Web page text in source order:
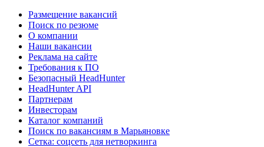
Размещение вакансий
Поиск по резюме
О компании
Наши вакансии
Реклама на сайте
Требования к ПО
Безопасный HeadHunter
HeadHunter API
Партнерам
Инвесторам
Каталог компаний
Поиск по вакансиям в Марьяновке
Сетка: соцсеть для нетворкинга